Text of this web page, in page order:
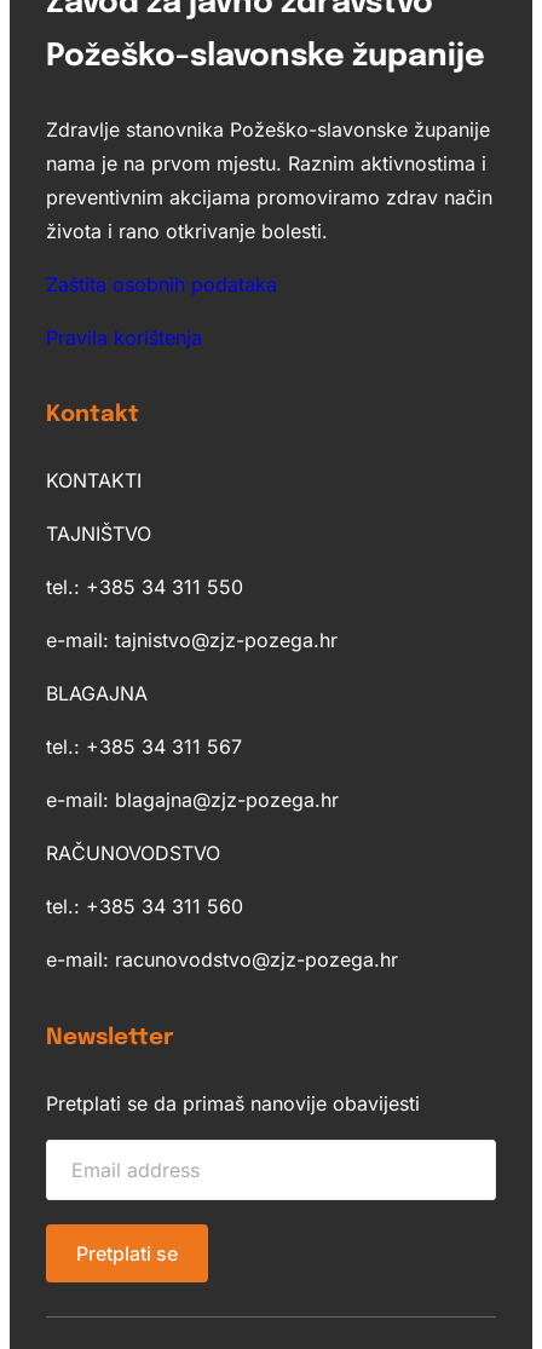
Požeško-slavonske županije
Zdravlje stanovnika Požeško-slavonske županije
nama je na prvom mjestu. Raznim aktivnostima i
preventivnim akcijama promoviramo zdrav način
života i rano otkrivanje bolesti.
Zaštita osobnih podataka
Pravila korištenja
Kontakt
KONTAKTI
TAJNIŠTVO
tel.: +385 34 311 550
e-mail: tajnistvo@zjz-pozega.hr
BLAGAJNA
tel.: +385 34 311 567
e-mail: blagajna@zjz-pozega.hr
RAČUNOVODSTVO
tel.: +385 34 311 560
e-mail: racunovodstvo@zjz-pozega.hr
Newsletter
Pretplati se da primaš nanovije obavijesti